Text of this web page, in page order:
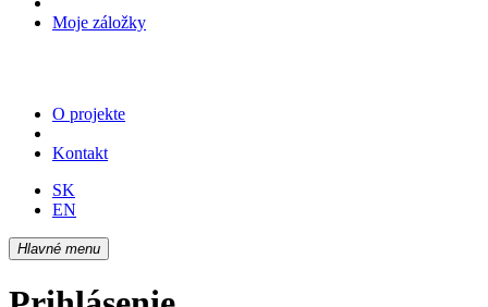
Moje záložky
O projekte
Kontakt
SK
EN
Hlavné menu